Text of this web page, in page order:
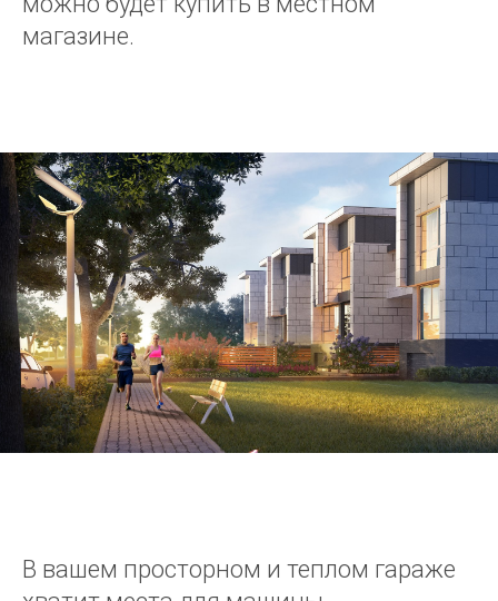
магазине.
В вашем просторном и теплом гараже